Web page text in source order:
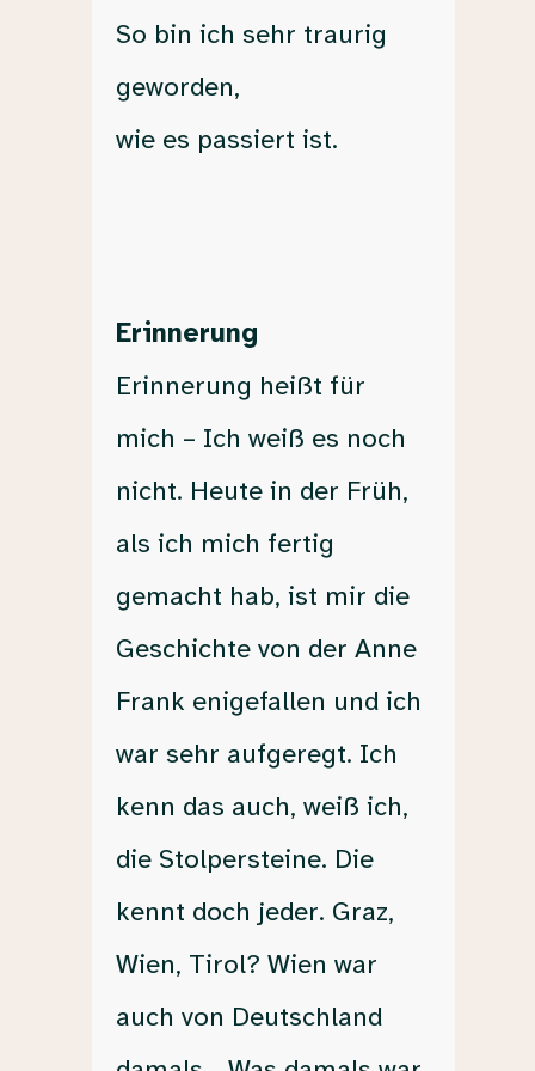
So bin ich sehr traurig
geworden,
wie es passiert ist.
Erinnerung
Erinnerung heißt für
mich – Ich weiß es noch
nicht. Heute in der Früh,
als ich mich fertig
gemacht hab, ist mir die
Geschichte von der Anne
Frank enigefallen und ich
war sehr aufgeregt. Ich
kenn das auch, weiß ich,
die Stolpersteine. Die
kennt doch jeder. Graz,
Wien, Tirol? Wien war
auch von Deutschland